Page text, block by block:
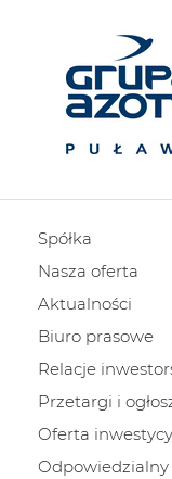
Spółka
Nasza oferta
Aktualności
Biuro prasowe
Relacje
Przetargi i
Oferta
Odpowiedzialny